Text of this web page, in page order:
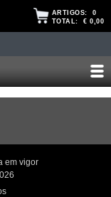
ARTIGOS: 0
TOTAL: € 0,00
em vigor